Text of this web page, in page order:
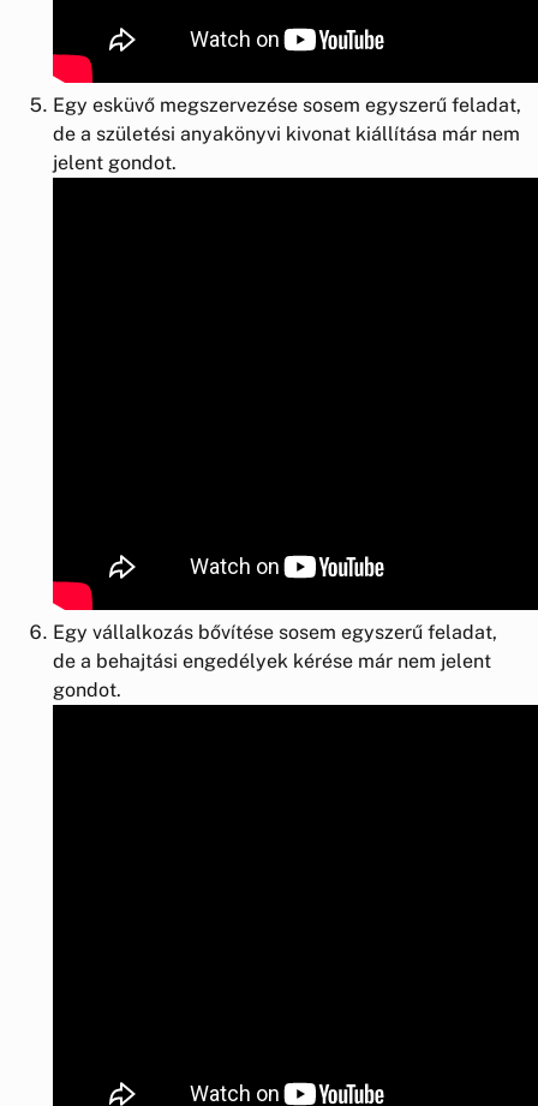
Egy esküvő megszervezése sosem egyszerű feladat,
de a születési anyakönyvi kivonat kiállítása már nem
jelent gondot.
Egy vállalkozás bővítése sosem egyszerű feladat,
de a behajtási engedélyek kérése már nem jelent
gondot.